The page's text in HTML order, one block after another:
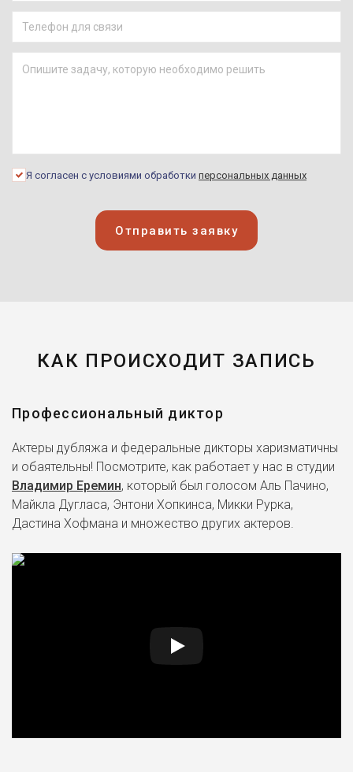
Я согласен с условиями обработки персональных данных
Отправить заявку
КАК ПРОИСХОДИТ ЗАПИСЬ
Профессиональный диктор
Актеры дубляжа и федеральные дикторы харизматичны
и обаятельны! Посмотрите, как работает у нас в студии
Владимир Еремин, который был голосом Аль Пачино,
Майкла Дугласа, Энтони Хопкинса, Микки Рурка,
Дастина Хофмана и множество других актеров.